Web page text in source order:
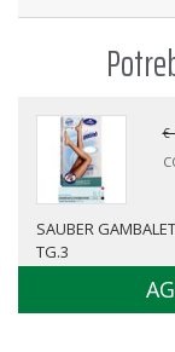
€
SAUBER
TG.3